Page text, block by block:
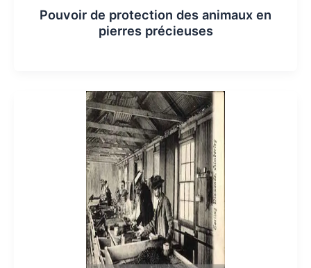
Pouvoir de protection des animaux en
pierres précieuses